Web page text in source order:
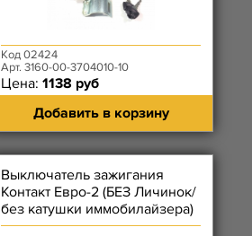
Код 02424
Арт. 3160-00-3704010-10
Цена: 1138 руб
Добавить в корзину
Выключатель зажигания
Контакт Евро-2 (БЕЗ Личинок/
без катушки иммобилайзера)
- (2-рядный разъём